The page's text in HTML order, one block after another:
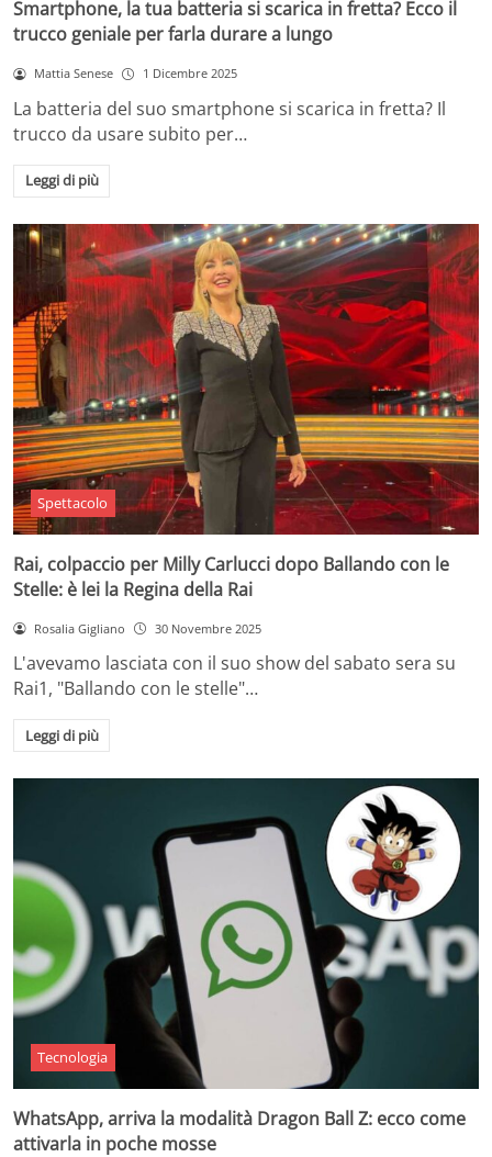
Smartphone, la tua batteria si scarica in fretta? Ecco il
trucco geniale per farla durare a lungo
Mattia Senese 1 Dicembre 2025
La batteria del suo smartphone si scarica in fretta? Il
trucco da usare subito per…
Leggi di più
Spettacolo
Rai, colpaccio per Milly Carlucci dopo Ballando con le
Stelle: è lei la Regina della Rai
Rosalia Gigliano 30 Novembre 2025
L'avevamo lasciata con il suo show del sabato sera su
Rai1, "Ballando con le stelle"…
Leggi di più
Tecnologia
WhatsApp, arriva la modalità Dragon Ball Z: ecco come
attivarla in poche mosse